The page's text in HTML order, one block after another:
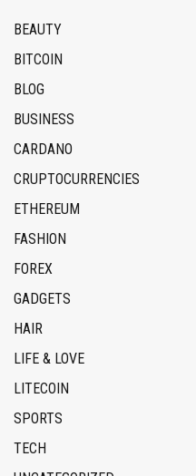
BEAUTY
BITCOIN
BLOG
BUSINESS
CARDANO
CRUPTOCURRENCIES
ETHEREUM
FASHION
FOREX
GADGETS
HAIR
LIFE & LOVE
LITECOIN
SPORTS
TECH